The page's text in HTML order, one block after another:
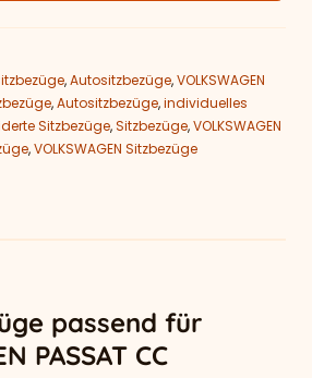
,Autositzbezüge,VOLKSWAGEN
,Autositzbezüge,individuelles
Sitzbezüge,Sitzbezüge,VOLKSWAGEN
,VOLKSWAGEN Sitzbezüge
passend für
PASSAT CC